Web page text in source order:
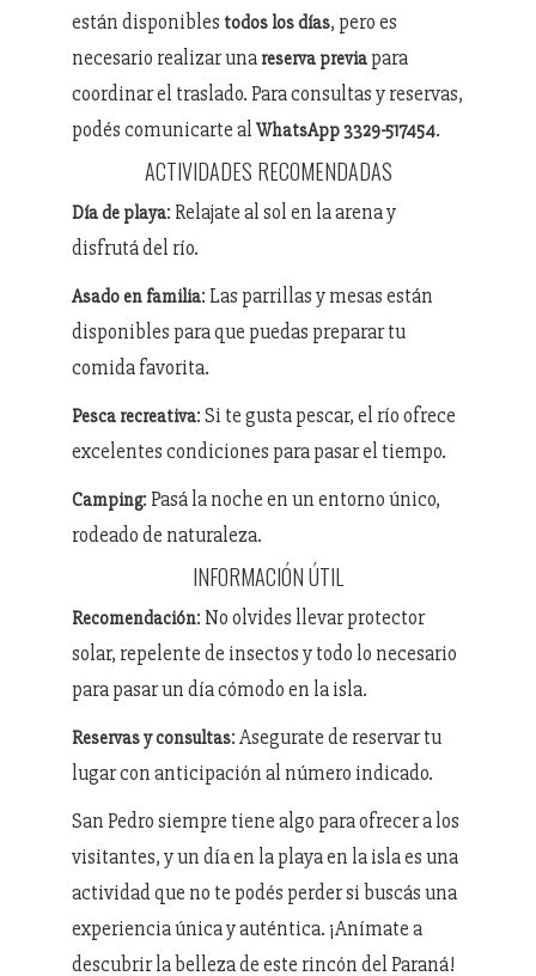
están disponibles todos los días, pero es
necesario realizar una reserva previa para
coordinar el traslado. Para consultas y reservas,
podés comunicarte al WhatsApp 3329-517454.
ACTIVIDADES RECOMENDADAS
Día de playa: Relajate al sol en la arena y
disfrutá del río.
Asado en familia: Las parrillas y mesas están
disponibles para que puedas preparar tu
comida favorita.
Pesca recreativa: Si te gusta pescar, el río ofrece
excelentes condiciones para pasar el tiempo.
Camping: Pasá la noche en un entorno único,
rodeado de naturaleza.
INFORMACIÓN ÚTIL
Recomendación: No olvides llevar protector
solar, repelente de insectos y todo lo necesario
para pasar un día cómodo en la isla.
Reservas y consultas: Asegurate de reservar tu
lugar con anticipación al número indicado.
San Pedro siempre tiene algo para ofrecer a los
visitantes, y un día en la playa en la isla es una
actividad que no te podés perder si buscás una
experiencia única y auténtica. ¡Anímate a
descubrir la belleza de este rincón del Paraná!